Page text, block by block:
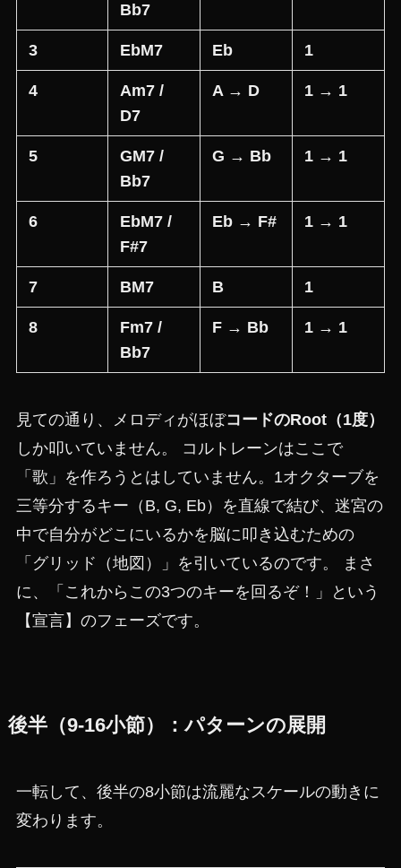
Bb7
3 EbM7 Eb 1
4
Am7 /
D7
A → D 1 → 1
5
GM7 /
Bb7
G → Bb 1 → 1
6
EbM7 /
F#7
Eb → F# 1 → 1
7 BM7 B 1
8
Fm7 /
Bb7
F → Bb 1 → 1
見ての通り、メロディがほぼコードのRoot（1度）
しか叩いていません。 コルトレーンはここで
「歌」を作ろうとはしていません。1オクターブを
三等分するキー（B, G, Eb）を直線で結び、迷宮の
中で自分がどこにいるかを脳に叩き込むための
「グリッド（地図）」を引いているのです。 まさ
に、「これからこの3つのキーを回るぞ！」という
【宣言】のフェーズです。
後半（9-16小節）：パターンの展開
一転して、後半の8小節は流麗なスケールの動きに
変わります。